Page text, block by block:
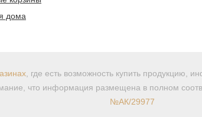
дома
, где есть возможность купить продукцию,
что информация размещена в полном
№АК/29977